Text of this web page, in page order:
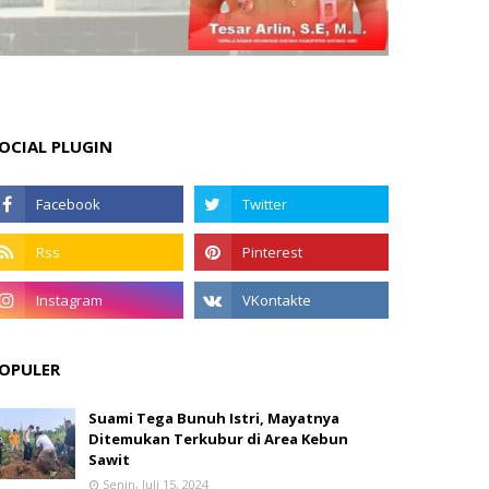
PLUGIN
Suami Tega Bunuh Istri, Mayatnya
Ditemukan Terkubur di Area Kebun
Sawit
Senin, Juli 15, 2024